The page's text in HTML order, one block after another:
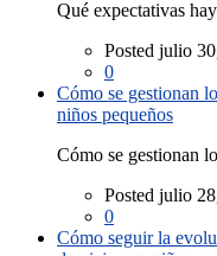
Qué expectativas
Posted julio
0
Cómo se gestionan
niños pequeños
Cómo se gestionan
Posted julio
0
Cómo seguir la